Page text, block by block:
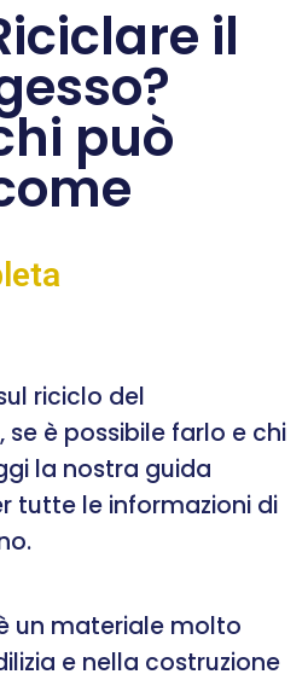
il
può
riciclo del
è possibile farlo e chi
la nostra guida
tutte le informazioni di
un materiale molto
e nella costruzione